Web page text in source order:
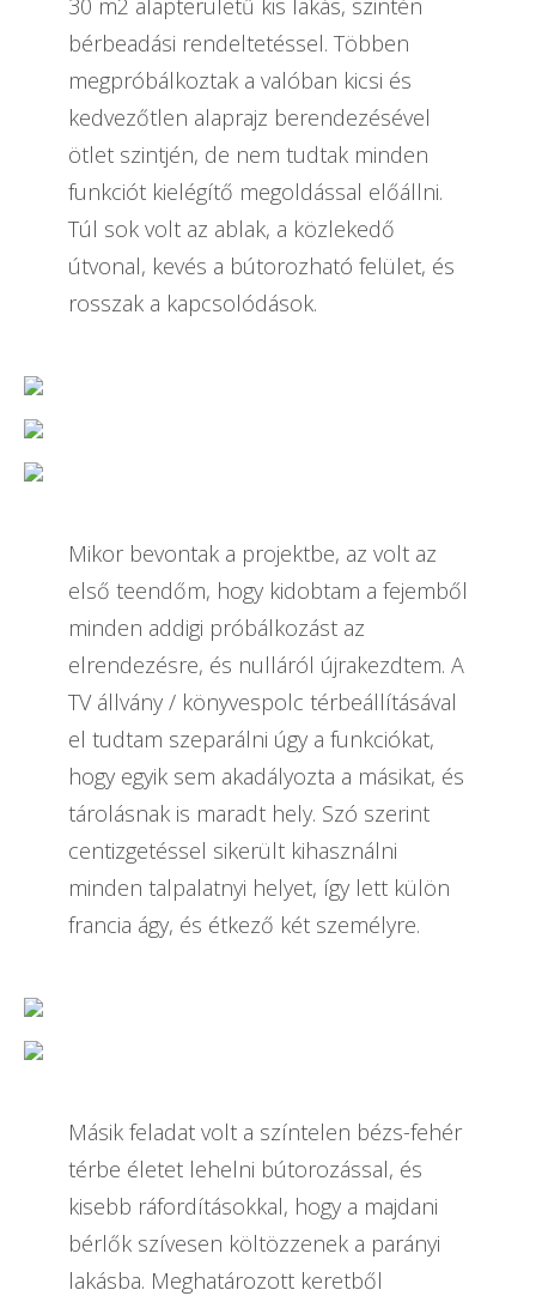
30 m2 alapterületű kis lakás, szintén
bérbeadási rendeltetéssel. Többen
megpróbálkoztak a valóban kicsi és
kedvezőtlen alaprajz berendezésével
ötlet szintjén, de nem tudtak minden
funkciót kielégítő megoldással előállni.
Túl sok volt az ablak, a közlekedő
útvonal, kevés a bútorozható felület, és
rosszak a kapcsolódások.
Mikor bevontak a projektbe, az volt az
első teendőm, hogy kidobtam a fejemből
minden addigi próbálkozást az
elrendezésre, és nulláról újrakezdtem. A
TV állvány / könyvespolc térbeállításával
el tudtam szeparálni úgy a funkciókat,
hogy egyik sem akadályozta a másikat, és
tárolásnak is maradt hely. Szó szerint
centizgetéssel sikerült kihasználni
minden talpalatnyi helyet, így lett külön
francia ágy, és étkező két személyre.
Másik feladat volt a színtelen bézs-fehér
térbe életet lehelni bútorozással, és
kisebb ráfordításokkal, hogy a majdani
bérlők szívesen költözzenek a parányi
lakásba. Meghatározott keretből